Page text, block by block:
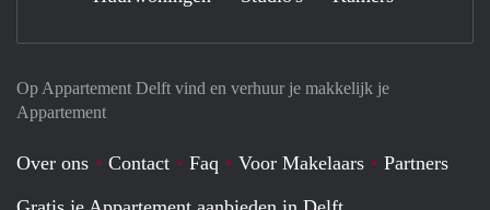
Op Appartement Delft vind en verhuur je makkelijk je
Appartement
Over ons Contact Faq Voor Makelaars
Partners